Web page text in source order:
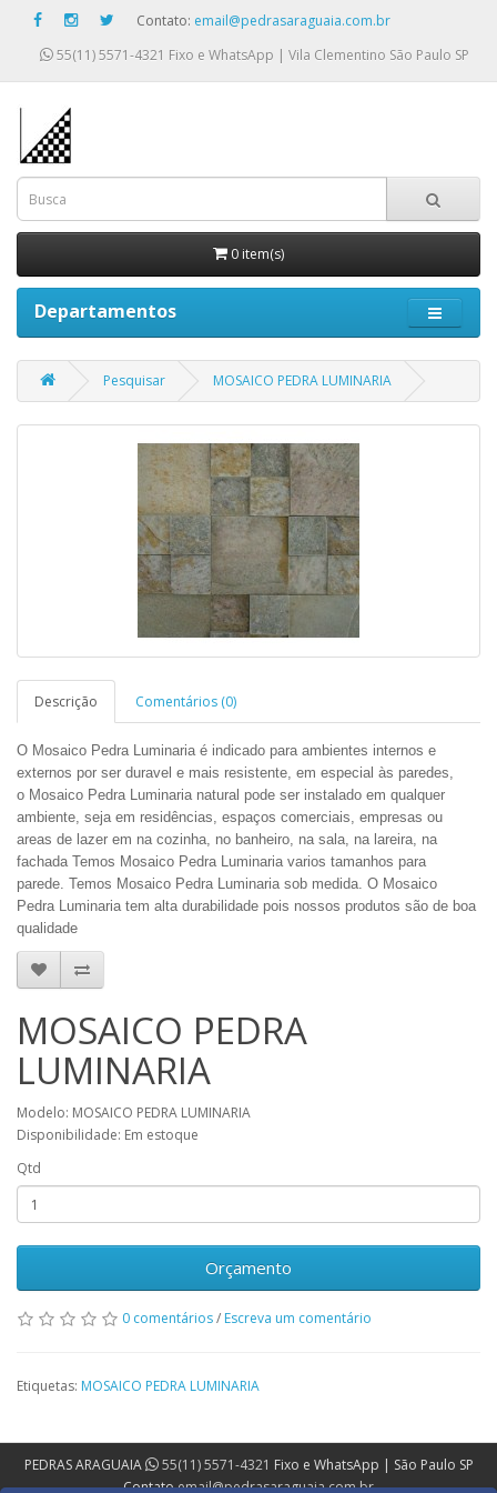
Contato: email@pedrasaraguaia.com.br
55(11) 5571-4321 Fixo e WhatsApp | Vila Clementino São Paulo SP
0 item(s)
Departamentos
Pesquisar MOSAICO PEDRA LUMINARIA
Descrição Comentários (0)
O Mosaico Pedra Luminaria é indicado para ambientes internos e
externos por ser duravel e mais resistente, em especial às paredes,
o Mosaico Pedra Luminaria natural pode ser instalado em qualquer
ambiente, seja em residências, espaços comerciais, empresas ou
areas de lazer em na cozinha, no banheiro, na sala, na lareira, na
fachada Temos Mosaico Pedra Luminaria varios tamanhos para
parede. Temos Mosaico Pedra Luminaria sob medida. O Mosaico
Pedra Luminaria tem alta durabilidade pois nossos produtos são de boa
qualidade
MOSAICO PEDRA
LUMINARIA
Modelo: MOSAICO PEDRA LUMINARIA
Disponibilidade: Em estoque
Qtd
Orçamento
0 comentários/ Escreva um comentário
Etiquetas: MOSAICO PEDRA LUMINARIA
PEDRAS ARAGUAIA 55(11) 5571-4321 Fixo e WhatsApp | São Paulo SP
Contatoemail@pedrasaraguaia.com.br